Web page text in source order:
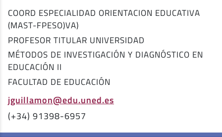
COORD ESPECIALIDAD ORIENTACION EDUCATIVA
(MAST-FPESO)VA)
PROFESOR TITULAR UNIVERSIDAD
MÉTODOS DE INVESTIGACIÓN Y DIAGNÓSTICO EN
EDUCACIÓN II
FACULTAD DE EDUCACIÓN
jguillamon@edu.uned.es
(+34) 91398-6957